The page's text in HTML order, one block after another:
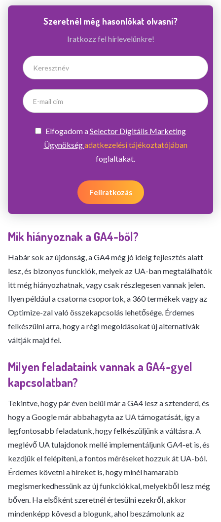
Szeretnél még hasonlókat olvasni?
Iratkozz fel hírlevelünkre!
Elfogadom aSelector Digitális Marketing
Ügynökségadatkezelési tájékoztatójában
foglaltakat.
Feliratkozás
Mik hiányoznak a GA4-ből?
Habár sok az újdonság, a GA4 még jó ideig fejlesztés alatt
lesz, és bizonyos funckiók, melyek az UA-ban megtalálhatók
itt még hiányozhatnak, vagy csak részlegesen vannak jelen.
Ilyen például a csatorna csoportok, a 360 termékek vagy az
Optimize-zal való összekapcsolás lehetősége. Érdemes
felkészülni arra, hogy a régi megoldásokat új alternatívák
váltják majd fel.
Milyen feladataink vannak a GA4-gyel
kapcsolatban?
Tekintve, hogy pár éven belül már a GA4 lesz a sztenderd, és
hogy a Google már abbahagyta az UA támogatását, így a
legfontosabb feladatunk, hogy felkészüljünk a váltásra. A
meglévő UA tulajdonok mellé implementáljunk GA4-et is, és
kezdjük el felépíteni, a fontos méréseket hozzuk át UA-ból.
Érdemes követni a híreket is, hogy minél hamarabb
megismerkedhessünk az új funkciókkal, melyekből lesz még
bőven. Ha elsőként szeretnél értesülni ezekről, akkor
mindenképp kövesd a blogunk, ahol beszámolunk az